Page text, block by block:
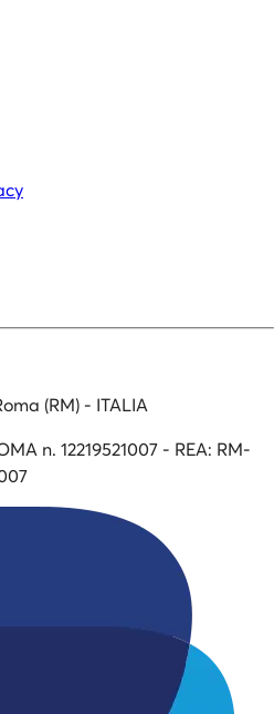
(RM) - ITALIA
n. 12219521007 - REA: RM-